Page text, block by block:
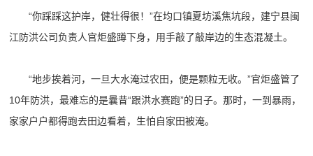
“你踩踩这护岸，健壮得很！”在均口镇夏坊溪焦坑段，建宁县闽
江防洪公司负责人官炬盛蹲下身，用手敲了敲岸边的生态混凝土。
“地步挨着河，一旦大水淹过农田，便是颗粒无收。”官炬盛管了
10年防洪，最难忘的是曩昔“跟洪水赛跑”的日子。那时，一到暴雨，
家家户户都得跑去田边看着，生怕自家田被淹。